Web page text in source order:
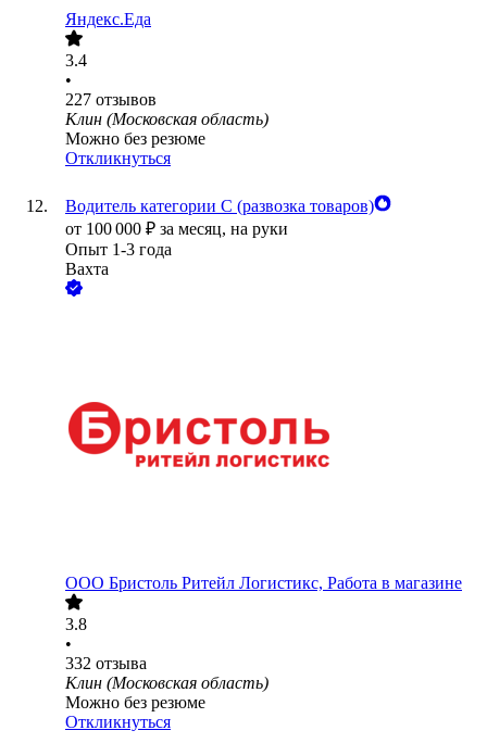
Яндекс.Еда
3.4
•
227 отзывов
Клин (Московская область)
Можно без резюме
Откликнуться
Водитель категории С (развозка товаров)
от 100 000 ₽ за месяц, на руки
Опыт 1-3 года
Вахта
ООО Бристоль Ритейл Логистикс, Работа в магазине
3.8
•
332 отзыва
Клин (Московская область)
Можно без резюме
Откликнуться